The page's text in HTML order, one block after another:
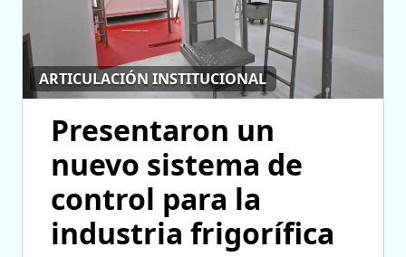
ARTICULACIÓN INSTITUCIONAL
Presentaron un
nuevo sistema de
control para la
industria frigorífica